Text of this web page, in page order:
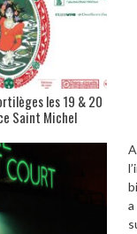
les 19 & 20
Saint Michel